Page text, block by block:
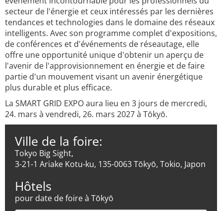
secteur de l'énergie et ceux intéressés par les dernières
tendances et technologies dans le domaine des réseaux
intelligents. Avec son programme complet d'expositions,
de conférences et d'événements de réseautage, elle
offre une opportunité unique d'obtenir un aperçu de
l'avenir de l'approvisionnement en énergie et de faire
partie d'un mouvement visant un avenir énergétique
plus durable et plus efficace.
La SMART GRID EXPO aura lieu en 3 jours de mercredi,
24. mars à vendredi, 26. mars 2027 à Tōkyō.
Ville de la foire:
Tokyo Big Sight,
3-21-1 Ariake Kotu-ku, 135-0063 Tōkyō, Tokio, Japon
Hôtels
pour date de foire à Tōkyō